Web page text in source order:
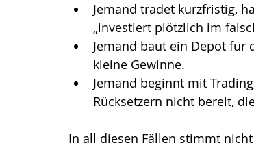
Jemand tradet kurzfristig,
„investiert plötzlich im
Jemand baut ein Depot für
kleine Gewinne.
Jemand beginnt mit
Rücksetzern nicht bereit,
In all diesen Fällen stimmt